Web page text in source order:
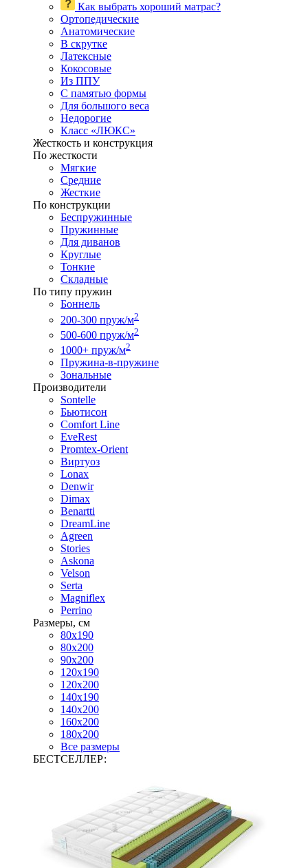
Как выбрать хороший матрас?
Ортопедические
Анатомические
В скрутке
Латексные
Кокосовые
Из ППУ
С памятью формы
Для большого веса
Недорогие
Класс «ЛЮКС»
Жесткость и конструкция
По жесткости
Мягкие
Средние
Жесткие
По конструкции
Беспружинные
Пружинные
Для диванов
Круглые
Тонкие
Складные
По типу пружин
Боннель
200-300 пруж/м2
500-600 пруж/м2
1000+ пруж/м2
Пружина-в-пружине
Зональные
Производители
Sontelle
Бьютисон
Comfort Line
EveRest
Promtex-Orient
Виртуоз
Lonax
Denwir
Dimax
Benartti
DreamLine
Agreen
Stories
Askona
Velson
Serta
Magniflex
Perrino
Размеры, см
80х190
80х200
90х200
120х190
120х200
140х190
140х200
160х200
180х200
Все размеры
БЕСТСЕЛЛЕР: